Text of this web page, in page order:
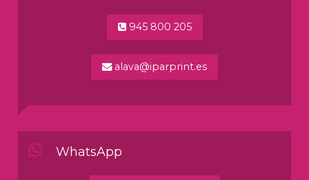
945 800 205
alava@iparprint.es
WhatsApp